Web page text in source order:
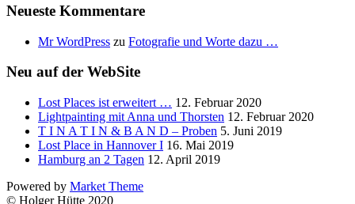
Neueste Kommentare
Mr WordPress zu Fotografie und Worte dazu …
Neu auf der WebSite
Lost Places ist erweitert … 12. Februar 2020
Lightpainting mit Anna und Thorsten 12. Februar 2020
T I N A T I N & B A N D – Proben 5. Juni 2019
Lost Place in Hannover I 16. Mai 2019
Hamburg an 2 Tagen 12. April 2019
Powered by Market Theme
© Holger Hütte 2020